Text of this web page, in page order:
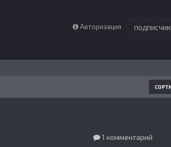
Авторизация
1 комментарий